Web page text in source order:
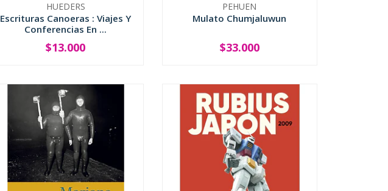
HUEDERS
Escrituras Canoeras : Viajes Y
Conferencias En ...
+
$13.000
PEHUEN
Mulato Chumjaluwun
+
$33.000